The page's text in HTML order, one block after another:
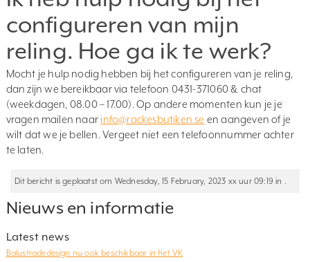
configureren van mijn
reling. Hoe ga ik te werk?
Mocht je hulp nodig hebben bij het configureren van je reling,
dan zijn we bereikbaar via telefoon 0431-371060 & chat
(weekdagen, 08.00 – 17.00). Op andere momenten kun je je
vragen mailen naar info@rackesbutiken.se en aangeven of je
wilt dat we je bellen. Vergeet niet een telefoonnummer achter
te laten.
Dit bericht is geplaatst om Wednesday, 15 February, 2023 xx uur 09:19 in .
Nieuws en informatie
Latest news
Balustradedesign nu ook beschikbaar in het VK